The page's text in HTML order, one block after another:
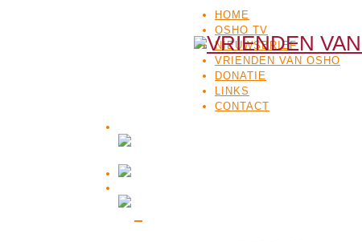
HOME
OSHO TV
NIEUWSBRIEF
VRIENDEN VAN OSHO
DONATIE
LINKS
CONTACT